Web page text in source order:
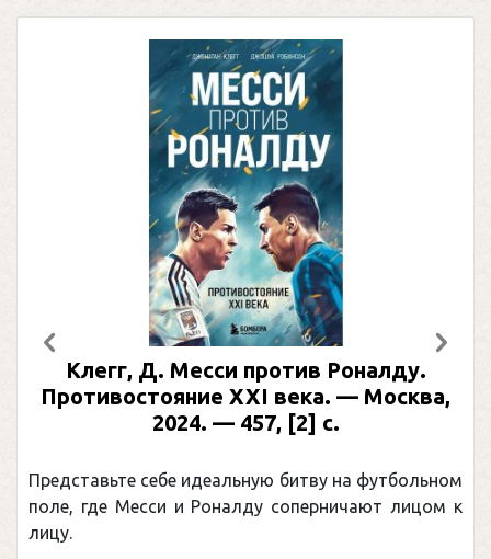
Клегг, Д. Месси против Роналду.
Противостояние XXI века. — Москва,
2024. — 457, [2] с.
Представьте себе идеальную битву на футбольном
поле, где Месси и Роналду соперничают лицом к
лицу.
Предыдущий